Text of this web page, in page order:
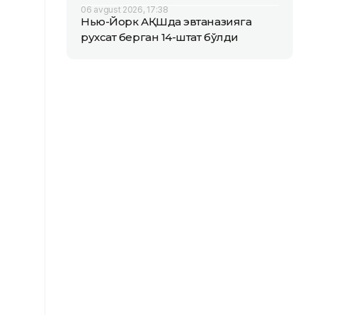
06 avgust 2026, 17:38
Нью-Йорк АҚШда эвтаназияга
рухсат берган 14-штат бўлди